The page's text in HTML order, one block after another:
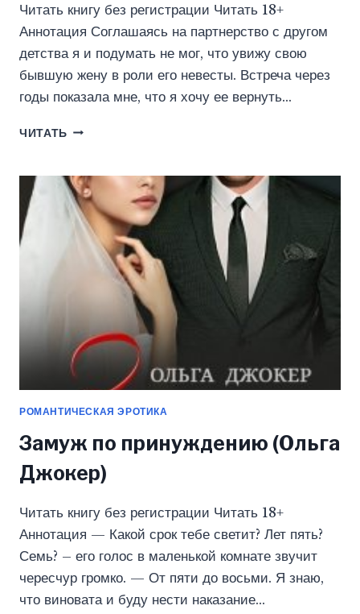
Читать книгу без регистрации Читать 18+
Аннотация Соглашаясь на партнерство с другом
детства я и подумать не мог, что увижу свою
бывшую жену в роли его невесты. Встреча через
годы показала мне, что я хочу ее вернуть…
ЧИТАТЬ ВТОРОЙ
ДЖОКЕР)
РОМАНТИЧЕСКАЯ ЭРОТИКА
Замуж по принуждению (Ольга
Джокер)
Читать книгу без регистрации Читать 18+
Аннотация — Какой срок тебе светит? Лет пять?
Семь? – его голос в маленькой комнате звучит
чересчур громко. — От пяти до восьми. Я знаю,
что виновата и буду нести наказание…